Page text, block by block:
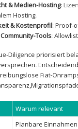
& Medien-Hosting:
Hosting.
& Kostenprofil:
Tools:
priorisiert
Warum relevant
Planbare ⁢Einnahmen